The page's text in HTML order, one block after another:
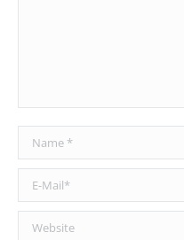
Name *
E-Mail *
Website